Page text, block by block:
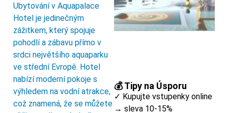
Ubytování v Aquapalace
Hotel je jedinečným
zážitkem, který spojuje
pohodlí a zábavu přímo v
srdci největšího aquaparku
ve střední Evropě. Hotel
nabízí moderní pokoje s
výhledem na vodní atrakce,
což znamená, že se můžete
💰 Tipy na Úsporu
✓ Kupujte vstupenky online
→ sleva 10-15%